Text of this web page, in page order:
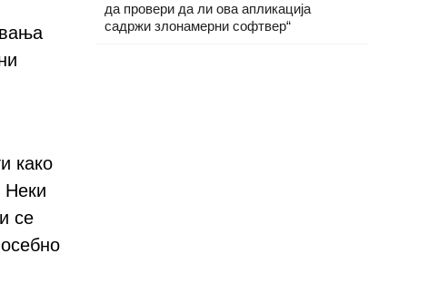
како
Неки
се
да провери да ли ова апликација
садржи злонамерни софтвер“